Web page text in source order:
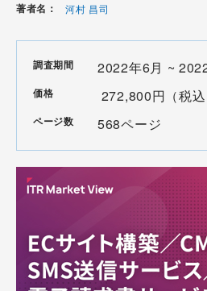
著者名： 河村 昌司
調査期間 2022年6月 ~
価格 272,800円（税込
ページ数 568ページ